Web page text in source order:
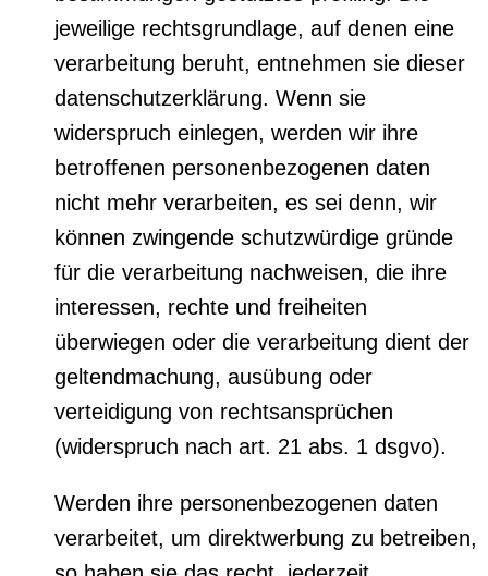
jeweilige rechtsgrundlage, auf denen eine
verarbeitung beruht, entnehmen sie dieser
datenschutzerklärung. Wenn sie
widerspruch einlegen, werden wir ihre
betroffenen personenbezogenen daten
nicht mehr verarbeiten, es sei denn, wir
können zwingende schutzwürdige gründe
für die verarbeitung nachweisen, die ihre
interessen, rechte und freiheiten
überwiegen oder die verarbeitung dient der
geltendmachung, ausübung oder
verteidigung von rechtsansprüchen
(widerspruch nach art. 21 abs. 1 dsgvo).
Werden ihre personenbezogenen daten
verarbeitet, um direktwerbung zu betreiben,